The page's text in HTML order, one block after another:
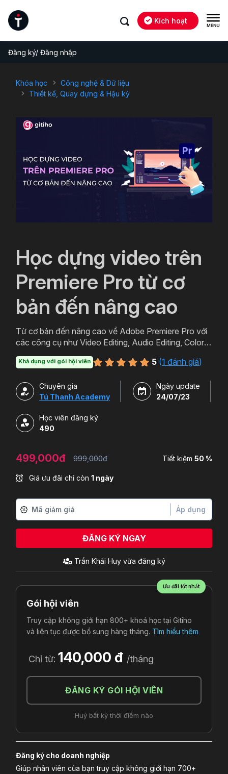
Kích hoạt
Đăng ký/ Đăng nhập
Khóa học
Công nghệ & Dữ liệu
Thiết kế, Quay dựng & Hậu kỳ
Học dựng video trên
Premiere Pro từ cơ
bản đến nâng cao
Từ cơ bản đến nâng cao về Adobe Premiere Pro với
các công cụ như Video Editing, Audio Editing, Color
Khả dụng với gói hội viên 5 (1 đánh giá)
Chuyên gia
Tú Thanh Academy
Ngày update
24/07/23
Học viên đăng ký
490
499,000đ 999,000đ Tiết kiệm 50 %
Giá ưu đãi chỉ còn 1 ngày
Áp dụng
ĐĂNG KÝ NGAY
Ưu đãi tốt nhất
Gói hội viên
Truy cập không giới hạn 800+ khoá học tại Gitiho
và liên tục được bổ sung hàng tháng. Tìm hiểu thêm
Chỉ từ: 140,000 đ /tháng
ĐĂNG KÝ GÓI HỘI VIÊN
Huỷ bất kỳ thời điểm nào
Đăng ký cho doanh nghiệp
Giúp nhân viên của bạn truy cập không giới hạn 700+